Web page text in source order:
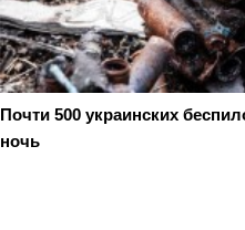
Почти 500 украинских
ночь